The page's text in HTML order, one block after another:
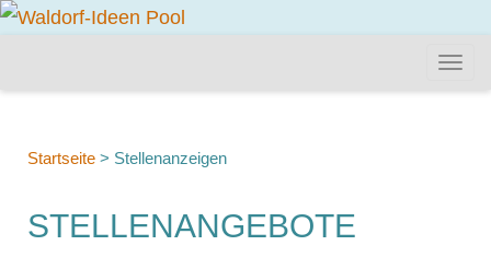
Startseite > Stellenanzeigen
STELLENANGEBOTE